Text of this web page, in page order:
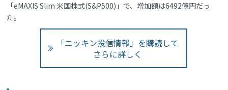
「eMAXIS Slim 米国株式(S&P500)」で、増加額は6492億円だっ
た。
「ニッキン投信情報」を購読して
さらに詳しく